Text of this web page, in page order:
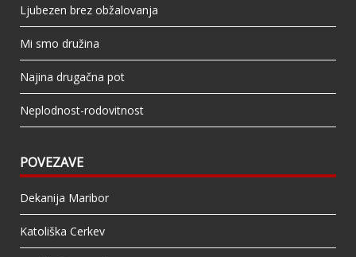
Ljubezen brez obžalovanja
Mi smo družina
Najina drugačna pot
Neplodnost-rodovitnost
POVEZAVE
Dekanija Maribor
Katoliška Cerkev